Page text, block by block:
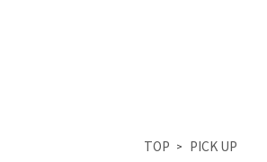
TOP PICK UP